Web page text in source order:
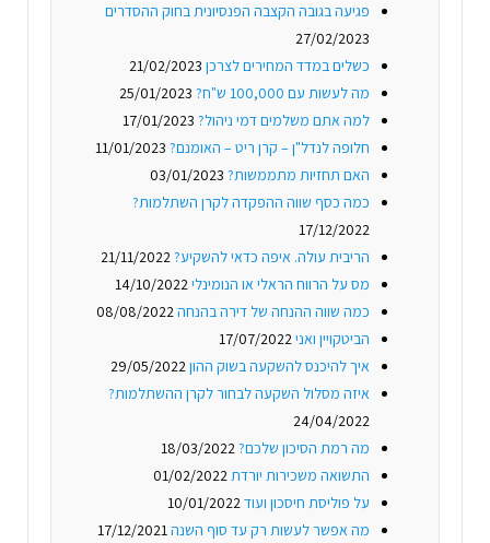
פגיעה בגובה הקצבה הפנסיונית בחוק ההסדרים
27/02/2023
כשלים במדד המחירים לצרכן 21/02/2023
מה לעשות עם 100,000 ש"ח?
25/01/2023
למה אתם משלמים דמי ניהול? 17/01/2023
חלופה לנדל"ן – קרן ריט – האומנם? 11/01/2023
האם תחזיות מתממשות? 03/01/2023
כמה כסף שווה ההפקדה לקרן השתלמות?
17/12/2022
הריבית עולה. איפה כדאי להשקיע?21/11/2022
מס על הרווח הראלי או הנומינלי14/10/2022
כמה שווה ההנחה של דירה בהנחה08/08/2022
הביטקויין ואני17/07/2022
איך להיכנס להשקעה בשוק ההון29/05/2022
איזה מסלול השקעה לבחור לקרן ההשתלמות?
24/04/2022
מה רמת הסיכון שלכם?18/03/2022
התשואה משכירות יורדת01/02/2022
על פוליסת חיסכון ועוד10/01/2022
מה אפשר לעשות רק עד סוף השנה17/12/2021